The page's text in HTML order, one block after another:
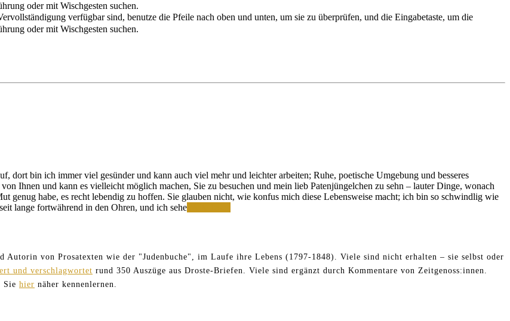
oder mit Wischgesten suchen.
verfügbar sind, benutze die Pfeile nach oben und unten, um sie zu überprüfen, und die Eingabetaste, um die
oder mit Wischgesten suchen.
bin ich immer viel gesünder und kann auch viel mehr und leichter arbeiten; Ruhe, poetische Umgebung und besseres
Ihnen und kann es vielleicht möglich machen, Sie zu besuchen und mein lieb Patenjüngelchen zu sehn – lauter Dinge, wonach
genug habe, es recht lebendig zu hoffen. Sie glauben nicht, wie konfus mich diese Lebensweise macht; ich bin so schwindlig wie
lange fortwährend in den Ohren, und ich sehe
meinen
Papiergeiz
Autorin von Prosatexten wie der "Judenbuche", im Laufe ihre Lebens (1797-1848). Viele sind nicht erhalten – sie selbst oder
und verschlagwortet rund 350 Auszüge aus Droste-Briefen. Viele sind ergänzt durch Kommentare von Zeitgenoss:innen.
Sie hier näher kennenlernen.